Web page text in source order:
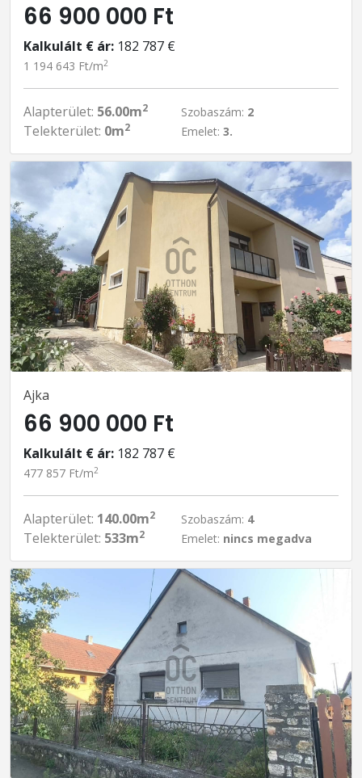
66 900 000 Ft
Kalkulált € ár: 182 787 €
1 194 643 Ft/m2
Alapterület: 56.00m2
Telekterület: 0m2
Szobaszám: 2
Emelet: 3.
Ajka
66 900 000 Ft
Kalkulált € ár: 182 787 €
477 857 Ft/m2
Alapterület: 140.00m2
Telekterület: 533m2
Szobaszám: 4
Emelet: nincs megadva